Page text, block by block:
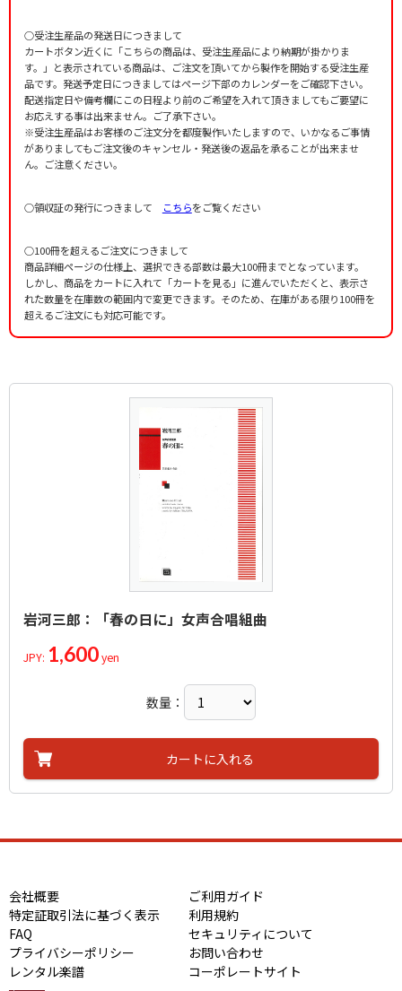
○受注生産品の発送日につきまして
カートボタン近くに「こちらの商品は、受注生産品により納期が掛かりま
す。」と表示されている商品は、ご注文を頂いてから製作を開始する受注生産
品です。発送予定日につきましてはページ下部のカレンダーをご確認下さい。
配送指定日や備考欄にこの日程より前のご希望を入れて頂きましてもご要望に
お応えする事は出来ません。ご了承下さい。
※受注生産品はお客様のご注文分を都度製作いたしますので、いかなるご事情
がありましてもご注文後のキャンセル・発送後の返品を承ることが出来ませ
ん。ご注意ください。
○領収証の発行につきまして こちらをご覧ください
○100冊を超えるご注文につきまして
商品詳細ページの仕様上、選択できる部数は最大100冊までとなっています。
しかし、商品をカートに入れて「カートを見る」に進んでいただくと、表示さ
れた数量を在庫数の範囲内で変更できます。そのため、在庫がある限り100冊を
超えるご注文にも対応可能です。
岩河三郎：「春の日に」女声合唱組曲
JPY: 1,600yen
数量：
カートに入れる
会社概要
ご利用ガイド
特定証取引法に基づく表示
利用規約
FAQ
セキュリティについて
プライバシーポリシー
お問い合わせ
レンタル楽譜
コーポレートサイト